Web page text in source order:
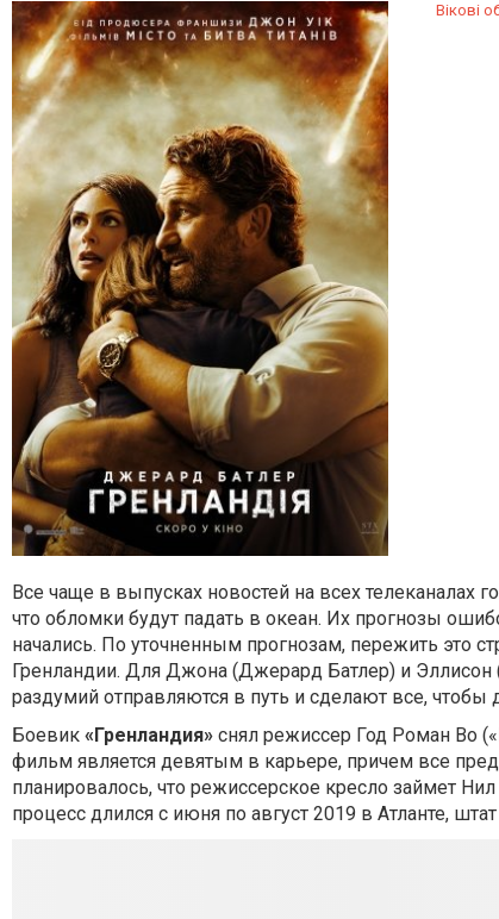
Вікові
Все чаще в выпусках новостей на всех телеканалах
что обломки будут падать в океан. Их прогнозы
начались. По уточненным прогнозам, пережить это
Гренландии. Для Джона (Джерард Батлер) и Эллисон
раздумий отправляются в путь и сделают все, чтобы
Боевик «Гренландия» снял режиссер Год Роман Во
фильм является девятым в карьере, причем все
планировалось, что режиссерское кресло займет
процесс длился с июня по август 2019 в Атланте,